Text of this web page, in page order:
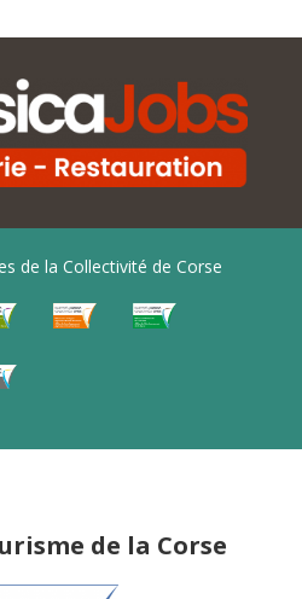
de la Collectivité de Corse
de la Corse